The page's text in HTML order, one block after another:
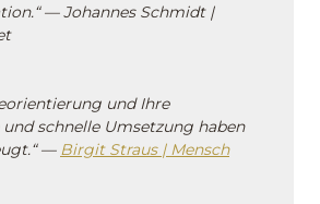
— Johannes Schmidt |
und Ihre
schnelle Umsetzung haben
— Birgit Straus | Mensch